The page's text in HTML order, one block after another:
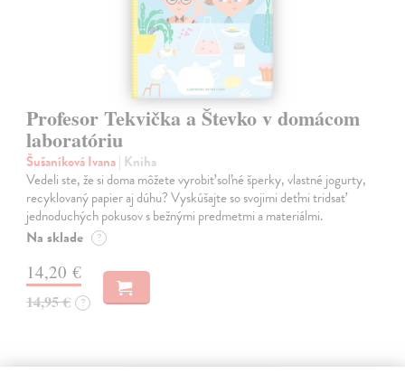
Profesor Tekvička a Števko v domácom
laboratóriu
Šušaníková Ivana| Kniha
Vedeli ste, že si doma môžete vyrobiť soľné šperky, vlastné jogurty,
recyklovaný papier aj dúhu? Vyskúšajte so svojimi deťmi tridsať
jednoduchých pokusov s bežnými predmetmi a materiálmi.
Na sklade ?
14,20 €
14,95 € ?